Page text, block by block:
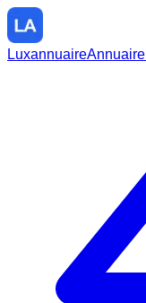
Luxannuaire